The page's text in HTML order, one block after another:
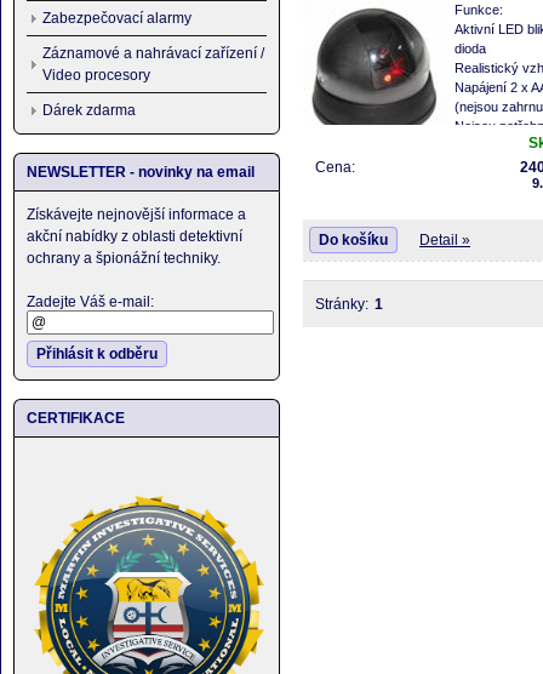
Funkce:
Aktivní LED
dioda
Realistický
Napájení 2 x
(nejsou
Nejsou
Žádný snímač pohybu
Cena:
Do košíku Detail »
Stránky: 1
Zabezpečovací alarmy
Záznamové a nahrávací zařízení /
Video procesory
Dárek zdarma
NEWSLETTER - novinky na email
Získávejte nejnovější informace a
akční nabídky z oblasti detektivní
ochrany a špionážní techniky.
Zadejte Váš e-mail:
Přihlásit k odběru
CERTIFIKACE